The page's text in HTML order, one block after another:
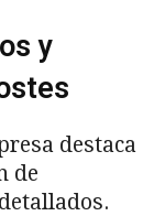
y
destaca
de